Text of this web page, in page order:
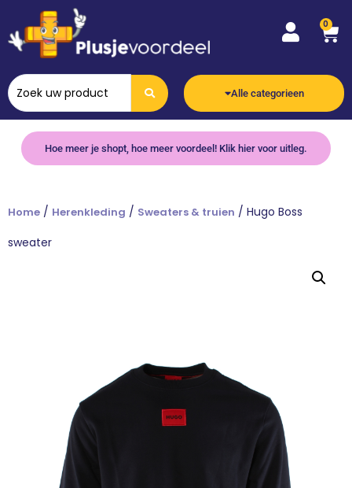
0
Alle categorieen
Hoe meer je shopt, hoe meer voordeel! Klik hier voor uitleg.
Home / Herenkleding / Sweaters & truien / Hugo Boss
sweater